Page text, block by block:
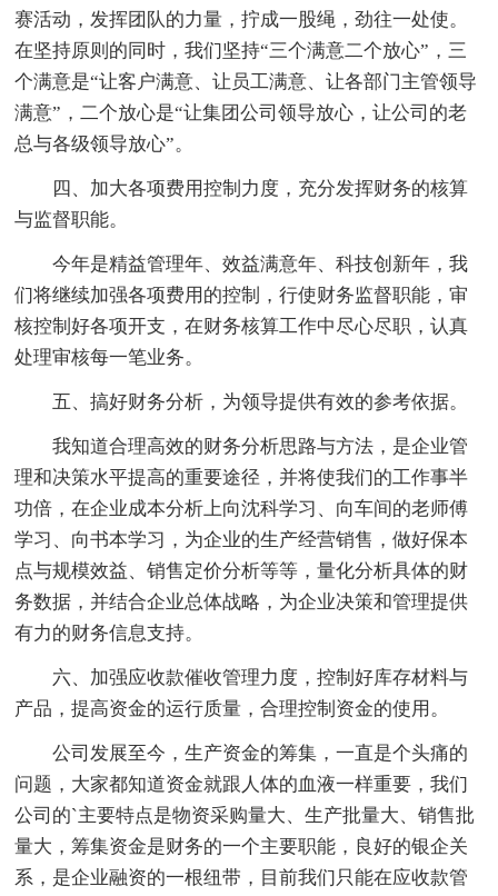
赛活动，发挥团队的力量，拧成一股绳，劲往一处使。
在坚持原则的同时，我们坚持“三个满意二个放心”，三
个满意是“让客户满意、让员工满意、让各部门主管领导
满意”，二个放心是“让集团公司领导放心，让公司的老
总与各级领导放心”。
四、加大各项费用控制力度，充分发挥财务的核算
与监督职能。
今年是精益管理年、效益满意年、科技创新年，我
们将继续加强各项费用的控制，行使财务监督职能，审
核控制好各项开支，在财务核算工作中尽心尽职，认真
处理审核每一笔业务。
五、搞好财务分析，为领导提供有效的参考依据。
我知道合理高效的财务分析思路与方法，是企业管
理和决策水平提高的重要途径，并将使我们的工作事半
功倍，在企业成本分析上向沈科学习、向车间的老师傅
学习、向书本学习，为企业的生产经营销售，做好保本
点与规模效益、销售定价分析等等，量化分析具体的财
务数据，并结合企业总体战略，为企业决策和管理提供
有力的财务信息支持。
六、加强应收款催收管理力度，控制好库存材料与
产品，提高资金的运行质量，合理控制资金的使用。
公司发展至今，生产资金的筹集，一直是个头痛的
问题，大家都知道资金就跟人体的血液一样重要，我们
公司的`主要特点是物资采购量大、生产批量大、销售批
量大，筹集资金是财务的一个主要职能，良好的银企关
系，是企业融资的一根纽带，目前我们只能在应收款管